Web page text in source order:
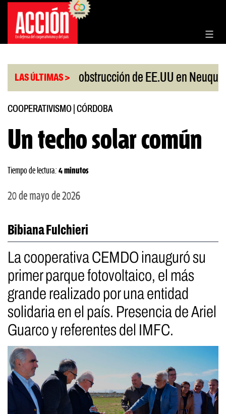
Saltar
contenido
LAS ÚLTIMAS >
por obstrucción de EE.UU en Neuquén |
COOPERATIVISMO CÓRDOBA
Un techo solar común
Tiempo de lectura: 4 minutos
20 de mayo de 2026
Bibiana Fulchieri
La cooperativa CEMDO inauguró su
primer parque fotovoltaico, el más
grande realizado por una entidad
solidaria en el país. Presencia de Ariel
Guarco y referentes del IMFC.